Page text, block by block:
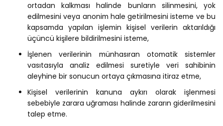
ortadan kalkması halinde bunların silinmesini, yok
edilmesini veya anonim hale getirilmesini isteme ve bu
kapsamda yapılan işlemin kişisel verilerin aktarıldığı
üçüncü kişilere bildirilmesini isteme,
İşlenen verilerinin münhasıran otomatik sistemler
vasıtasıyla analiz edilmesi suretiyle veri sahibinin
aleyhine bir sonucun ortaya çıkmasına itiraz etme,
Kişisel verilerinin kanuna aykırı olarak işlenmesi
sebebiyle zarara uğraması halinde zararın giderilmesini
talep etme.